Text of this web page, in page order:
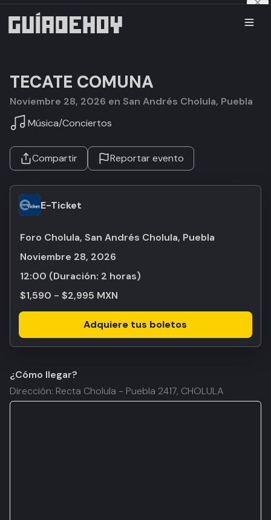
TECATE COMUNA
noviembre 28, 2026 en San Andrés Cholula, Puebla
Música/Conciertos
Compartir Reportar evento
E-Ticket
Foro Cholula, San Andrés Cholula, Puebla
noviembre 28, 2026
12:00 (Duración: 2 horas)
$1,590 - $2,995 MXN
Adquiere tus boletos
¿Cómo llegar?
Dirección: Recta Cholula - Puebla 2417, CHOLULA